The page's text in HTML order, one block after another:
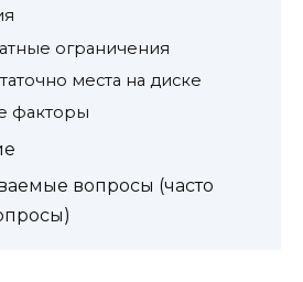
ограничения
места на диске
факторы
вопросы (часто